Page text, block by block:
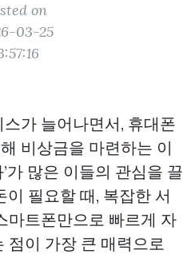
on
03-25
가 늘어나면서, 휴대폰
비상금을 마련하는 이
가 많은 이들의 관심을 끌
필요할 때, 복잡한 서
마트폰만으로 빠르게 자
점이 가장 큰 매력으로